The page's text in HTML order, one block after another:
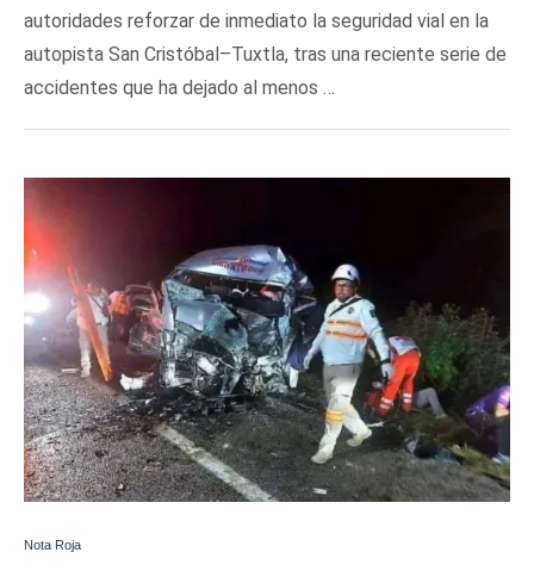
autoridades reforzar de inmediato la seguridad vial en la
autopista San Cristóbal–Tuxtla, tras una reciente serie de
accidentes que ha dejado al menos …
Nota Roja